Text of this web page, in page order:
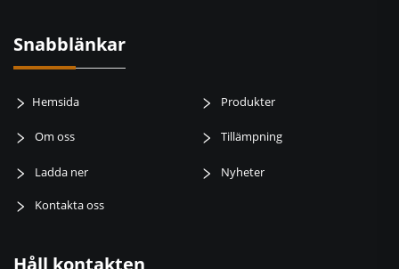
Snabblänkar
Hemsida Produkter
Om oss Tillämpning
Ladda ner Nyheter
Kontakta oss
Håll kontakten